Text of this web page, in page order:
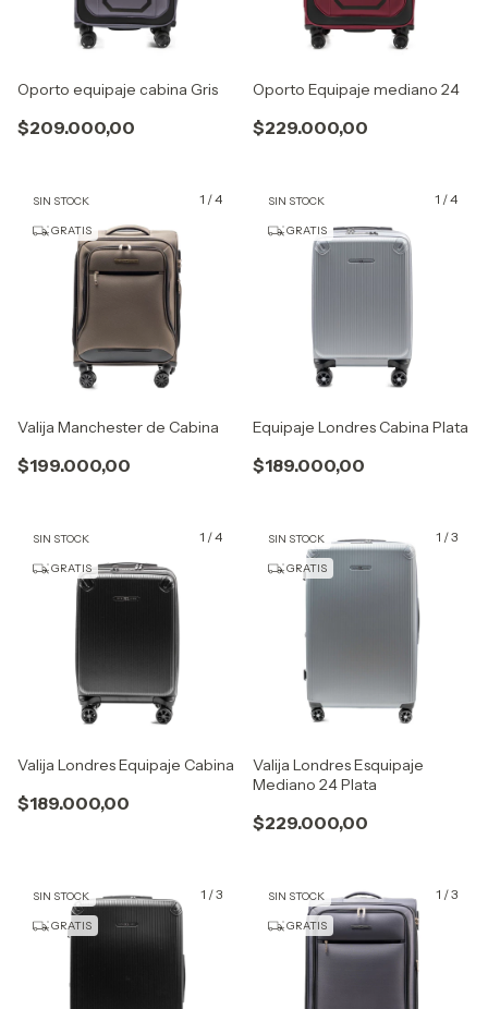
Oporto equipaje cabina Gris
$209.000,00
Oporto Equipaje mediano 24
$229.000,00
1 /4
SIN STOCK
GRATIS
Valija Manchester de Cabina
$199.000,00
1 /4
SIN STOCK
GRATIS
Equipaje Londres Cabina Plata
$189.000,00
1 /4
SIN STOCK
GRATIS
Valija Londres Equipaje Cabina
$189.000,00
1 /3
SIN STOCK
GRATIS
Valija Londres Esquipaje
Mediano 24 Plata
$229.000,00
1 /3
SIN STOCK
GRATIS
1 /3
SIN STOCK
GRATIS